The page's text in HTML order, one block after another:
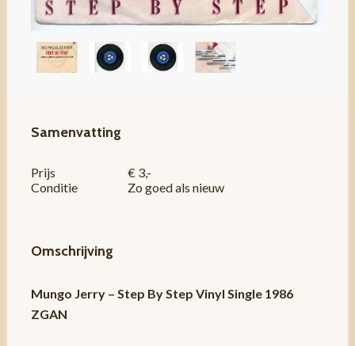
Samenvatting
Prijs
€ 3,-
Conditie
Zo goed als nieuw
Omschrijving
Mungo Jerry ‎– Step By Step Vinyl Single 1986
ZGAN